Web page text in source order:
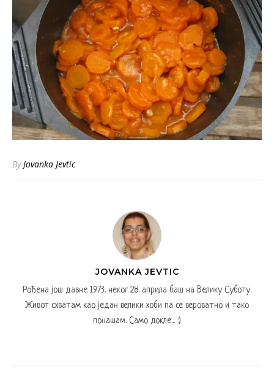
ByJovanka Jevtic
JOVANKA JEVTIC
Рођена још давне 1973. неког 28. априла баш на Велику Суботу.
Живот схватам као један велики хоби па се вероватно и тако
понашам. Само докле... :)